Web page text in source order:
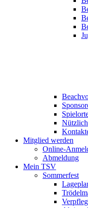
Mitglied werden
Online-
Abmeldung
Mein TSV
Sommerfest